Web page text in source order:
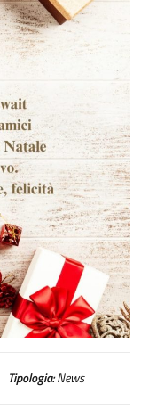
Tipologia:News